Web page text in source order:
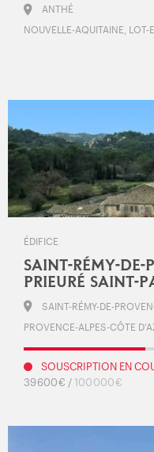
ANTHÉ
NOUVELLE-AQUITAINE, LOT-
ÉDIFICE
SAINT-RÉMY-DE-
PRIEURÉ SAINT-
SAINT-RÉMY-DE-
PROVENCE-ALPES-CÔTE
SOUSCRIPTION EN
39 600 € /100 000 €